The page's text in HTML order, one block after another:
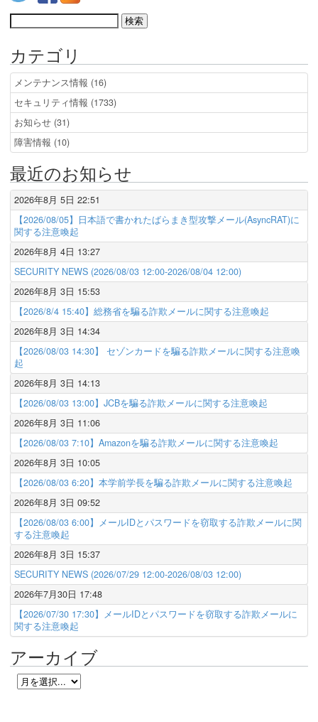
カテゴリ
メンテナンス情報 (16)
セキュリティ情報 (1733)
お知らせ (31)
障害情報 (10)
最近のお知らせ
2026年8月 5日 22:51
【2026/08/05】日本語で書かれたばらまき型攻撃メール(AsyncRAT)に
関する注意喚起
2026年8月 4日 13:27
SECURITY NEWS (2026/08/03 12:00-2026/08/04 12:00)
2026年8月 3日 15:53
【2026/8/4 15:40】総務省を騙る詐欺メールに関する注意喚起
2026年8月 3日 14:34
【2026/08/03 14:30】 セゾンカードを騙る詐欺メールに関する注意喚
起
2026年8月 3日 14:13
【2026/08/03 13:00】JCBを騙る詐欺メールに関する注意喚起
2026年8月 3日 11:06
【2026/08/03 7:10】Amazonを騙る詐欺メールに関する注意喚起
2026年8月 3日 10:05
【2026/08/03 6:20】本学前学長を騙る詐欺メールに関する注意喚起
2026年8月 3日 09:52
【2026/08/03 6:00】メールIDとパスワードを窃取する詐欺メールに関
する注意喚起
2026年8月 3日 15:37
SECURITY NEWS (2026/07/29 12:00-2026/08/03 12:00)
2026年7月30日 17:48
【2026/07/30 17:30】メールIDとパスワードを窃取する詐欺メールに
関する注意喚起
アーカイブ